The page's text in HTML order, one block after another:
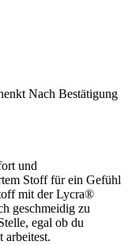
Nach Bestätigung
und
Stoff für ein Gefühl
mit der Lycra®
geschmeidig zu
egal ob du
arbeitest.